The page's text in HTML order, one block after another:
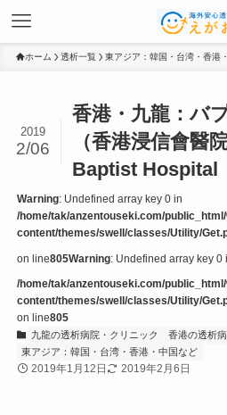
ホーム 透析一覧 東アジア：韓国・台湾・香港
香港・九龍：バ
（香港浸信會醫
Baptist Hospital
2019
2/06
Warning: Undefined array key 0 in
/home/tak/anzentouseki.com/
content/themes/swell/classes/Utility/
on line805Warning: Undefined array key 0
/home/tak/anzentouseki.com/
content/themes/swell/classes/Utility/
on line805
九龍の透析病院・クリニック
香港の透析
東アジア：韓国・台湾・香港・中国など
2019年1月12日 2019年2月6日